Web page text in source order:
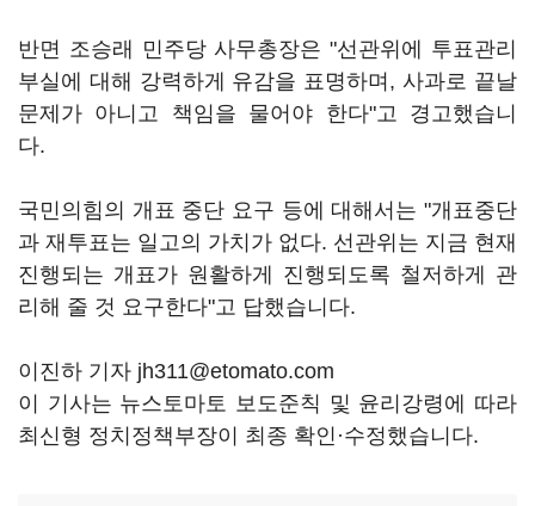
반면 조승래 민주당 사무총장은 "선관위에 투표관리
부실에 대해 강력하게 유감을 표명하며, 사과로 끝날
문제가 아니고 책임을 물어야 한다"고 경고했습니
다.
국민의힘의 개표 중단 요구 등에 대해서는 "개표중단
과 재투표는 일고의 가치가 없다. 선관위는 지금 현재
진행되는 개표가 원활하게 진행되도록 철저하게 관
리해 줄 것 요구한다"고 답했습니다.
이진하 기자 jh311@etomato.com
이 기사는 뉴스토마토 보도준칙 및 윤리강령에 따라
최신형 정치정책부장이 최종 확인·수정했습니다.